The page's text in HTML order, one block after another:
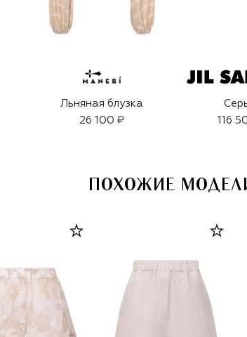
Льняная блузка
26 100 ₽
116
ПОХОЖИЕ